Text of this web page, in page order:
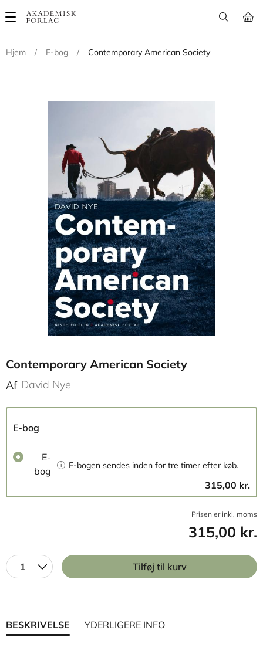
Main
Hjem
/ E-bog / Contemporary American Society
Contemporary American Society
Af David Nye
E-bog
E-
bog
E-bogen sendes inden for tre timer efter køb.
315,00 kr.
Prisen er inkl, moms
315,00 kr.
1 Tilføj til kurv
BESKRIVELSE YDERLIGERE INFO